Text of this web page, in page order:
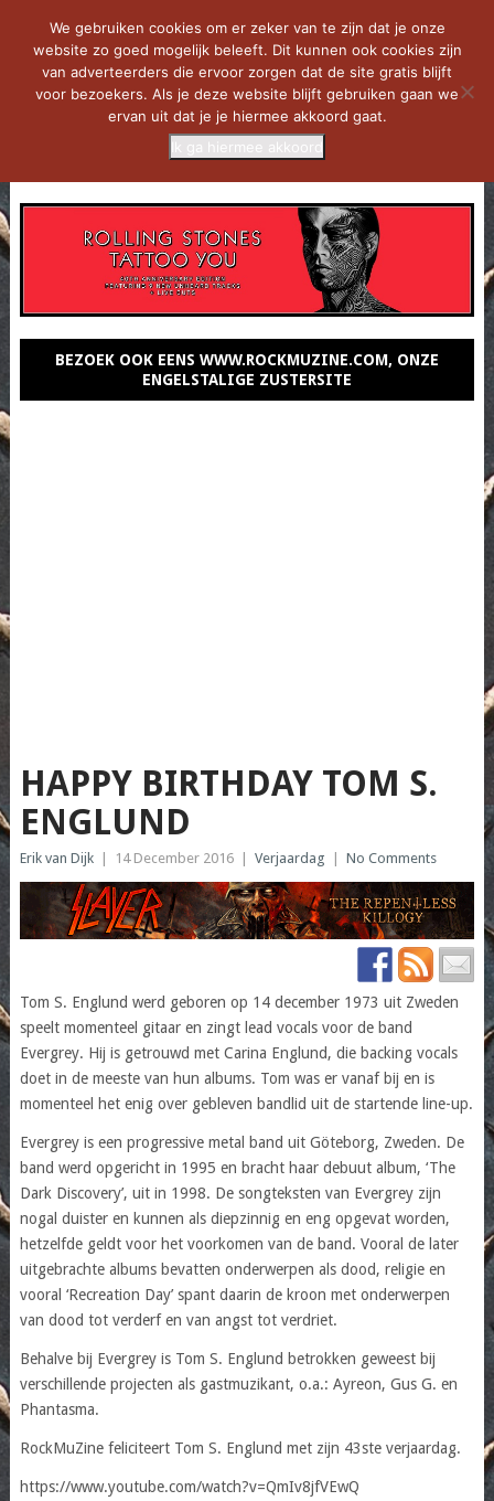
BEZOEK OOK EENS WWW.ROCKMUZINE.COM, ONZE
ENGELSTALIGE ZUSTERSITE
HAPPY BIRTHDAY TOM S.
ENGLUND
Erik van Dijk 14 December 2016 Verjaardag No Comments
Tom S. Englund werd geboren op 14 december 1973 uit Zweden
speelt momenteel gitaar en zingt lead vocals voor de band
Evergrey. Hij is getrouwd met Carina Englund, die backing vocals
doet in de meeste van hun albums. Tom was er vanaf bij en is
momenteel het enig over gebleven bandlid uit de startende line-up.
Evergrey is een progressive metal band uit Göteborg, Zweden. De
band werd opgericht in 1995 en bracht haar debuut album, ‘The
Dark Discovery’, uit in 1998. De songteksten van Evergrey zijn
nogal duister en kunnen als diepzinnig en eng opgevat worden,
hetzelfde geldt voor het voorkomen van de band. Vooral de later
uitgebrachte albums bevatten onderwerpen als dood, religie en
vooral ‘Recreation Day’ spant daarin de kroon met onderwerpen
van dood tot verderf en van angst tot verdriet.
Behalve bij Evergrey is Tom S. Englund betrokken geweest bij
verschillende projecten als gastmuzikant, o.a.: Ayreon, Gus G. en
Phantasma.
RockMuZine feliciteert Tom S. Englund met zijn 43ste verjaardag.
https://www.youtube.com/watch?v=QmIv8jfVEwQ
We gebruiken cookies om er zeker van te zijn dat je onze
website zo goed mogelijk beleeft. Dit kunnen ook cookies zijn
van adverteerders die ervoor zorgen dat de site gratis blijft
voor bezoekers. Als je deze website blijft gebruiken gaan we
ervan uit dat je je hiermee akkoord gaat.
Ik ga hiermee akkoord